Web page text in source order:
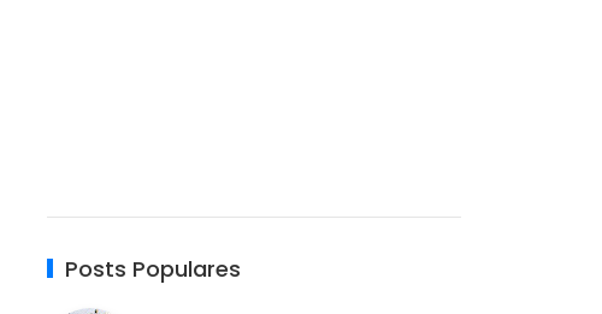
Posts Populares